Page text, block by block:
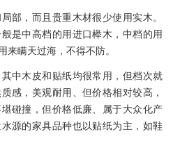
部，而且贵重木材很少使用实木。
是中高档的用进口榉木，中档的用
来瞒天过海，不得不防。
中木皮和贴纸均很常用，但档次就
感，美观耐用、但价格相对较高，
碰撞，但价格低廉、属于大众化产
源的家具品种也以贴纸为主，如鞋